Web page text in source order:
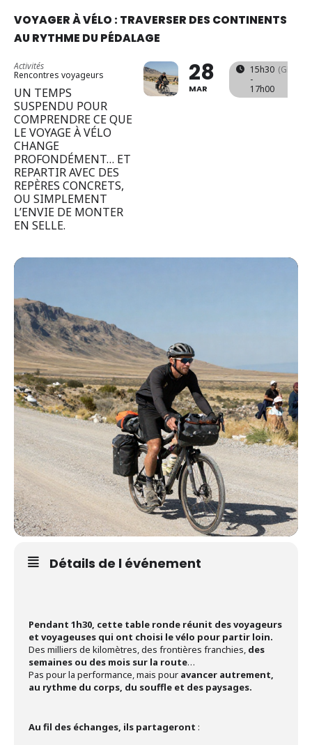
VOYAGER À VÉLO : TRAVERSER DES CONTINENTS
AU RYTHME DU PÉDALAGE
Activités
Rencontres voyageurs
UN TEMPS
SUSPENDU POUR
COMPRENDRE CE QUE
LE VOYAGE À VÉLO
CHANGE
PROFONDÉMENT… ET
REPARTIR AVEC DES
REPÈRES CONCRETS,
OU SIMPLEMENT
L’ENVIE DE MONTER
EN SELLE.
28
MAR
15h30
-
17h00
Détails de l événement
Pendant 1h30, cette table ronde réunit des voyageurs
et voyageuses qui ont choisi le vélo pour partir loin.
Des milliers de kilomètres, des frontières franchies, des
semaines ou des mois sur la route…
Pas pour la performance, mais pour avancer autrement,
au rythme du corps, du souffle et des paysages.
Au fil des échanges, ils partageront :